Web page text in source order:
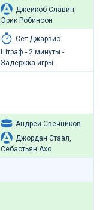
Джейкоб Славин,
Эрик Робинсон
Сет Джарвис
Штраф - 2 минуты -
Задержка игры
Андрей Свечников
Джордан Стаал,
Себастьян Ахо